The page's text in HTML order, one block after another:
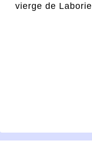
vierge de Laborie